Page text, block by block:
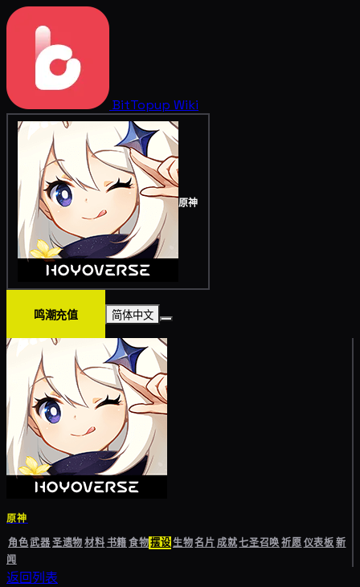
BitTopup Wiki
原神
鸣潮充值 简体中文
原神
角色武器圣遗物材料书籍食物摆设生物名片成就七圣召唤祈愿仪表板新
闻
返回列表